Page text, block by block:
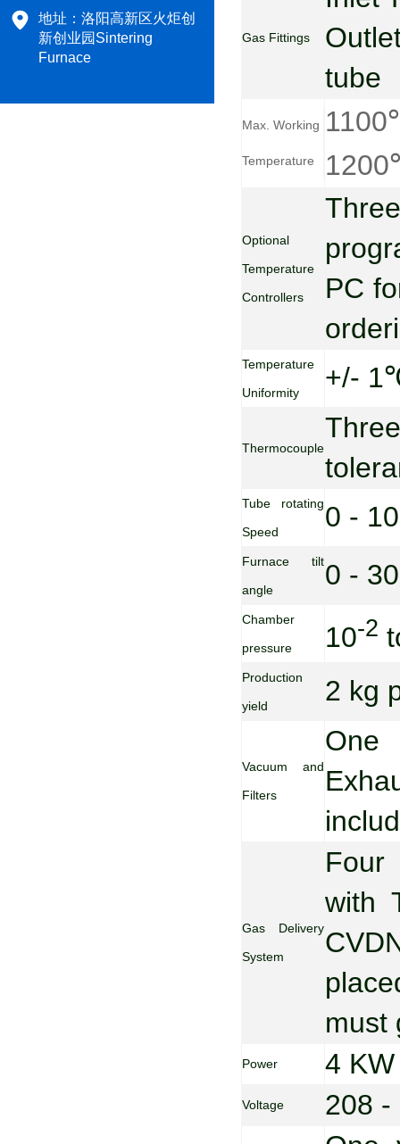
Gas Fittings
tube
Max. Working
Temperature
1100
Optional
Temperature
Controllers
PC
Temperature
Uniformity
+/-
Thermocouple
Tube rotating
Speed
0 -
Furnace tilt
angle
0 -
Chamber
pressure
10-2
Production
yield
2 kg
Vacuum and
Filters
Gas Delivery
System
Four
with
must
Power 4
Voltage
208 -
STR M10-13人工智能箱式电
地址：洛阳高新区火炬创
新创业园Sintering
Furnace